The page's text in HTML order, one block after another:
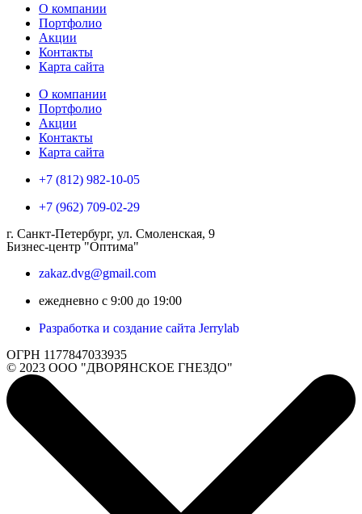
О компании
Портфолио
Акции
Контакты
Карта сайта
О компании
Портфолио
Акции
Контакты
Карта сайта
+7 (812) 982-10-05
+7 (962) 709-02-29
г. Санкт-Петербург, ул. Смоленская, 9
Бизнес-центр "Оптима"
zakaz.dvg@gmail.com
ежедневно с 9:00 до 19:00
Разработка и создание сайта Jerrylab
ОГРН 1177847033935
© 2023 ООО "ДВОРЯНСКОЕ ГНЕЗДО"